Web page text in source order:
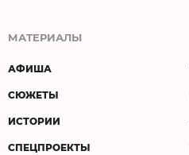
МАТЕРИАЛЫ
АФИША
СЮЖЕТЫ
ИСТОРИИ
СПЕЦПРОЕКТЫ